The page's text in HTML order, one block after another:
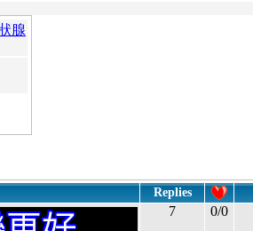
腺
Replies
7 0/0